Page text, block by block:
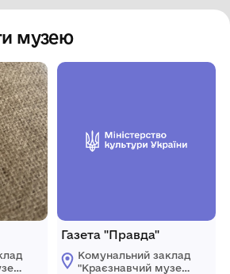
музею
Газета "Правда"
Комунальний заклад
"Краєзнавчий музей"